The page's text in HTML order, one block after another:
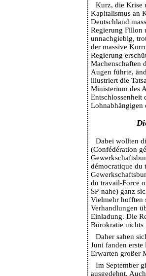
Kurz, die Krise
Kapitalismus an
Deutschland
Regierung Fillon
unnachgiebig,
der massive
Regierung
Machenschaften
Augen führte,
illustriert die
Ministerium des
Entschlossenheit
Lohnabhängigen
Dabei wollten
(Confédération
démocratique du
du travail-Force
SP-nahe) ganz
Vielmehr hofften
Verhandlungen
Einladung. Die
Bürokratie nichts
Daher sahen
Juni fanden erste
Erwarten großer
Im September
ausgedehnt.